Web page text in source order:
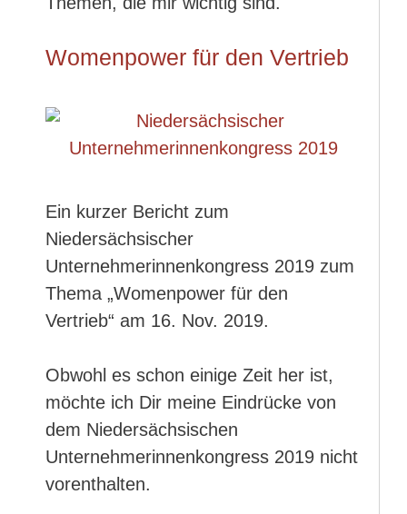
Womenpower für den Vertrieb
Ein kurzer Bericht zum
Niedersächsischer
Unternehmerinnenkongress 2019 zum
Thema „Womenpower für den
Vertrieb“ am 16. Nov. 2019.
Obwohl es schon einige Zeit her ist,
möchte ich Dir meine Eindrücke von
dem Niedersächsischen
Unternehmerinnenkongress 2019 nicht
vorenthalten.